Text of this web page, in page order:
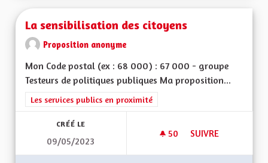
La sensibilisation des citoyens
Proposition anonyme
Mon Code postal (ex : 68 000) : 67 000 - groupe
Testeurs de politiques publiques Ma proposition...
Filtrer les résultats de la catégorie : Les services publics en
Les services publics en proximité
CRÉÉ LE
09/05/2023
50 50 ABONNÉS
SUIVRE